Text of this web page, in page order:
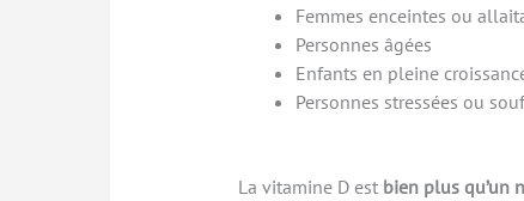
Femmes enceintes ou
Personnes âgées
Enfants en pleine
Personnes stressées ou
La vitamine D est bien plus qu’un